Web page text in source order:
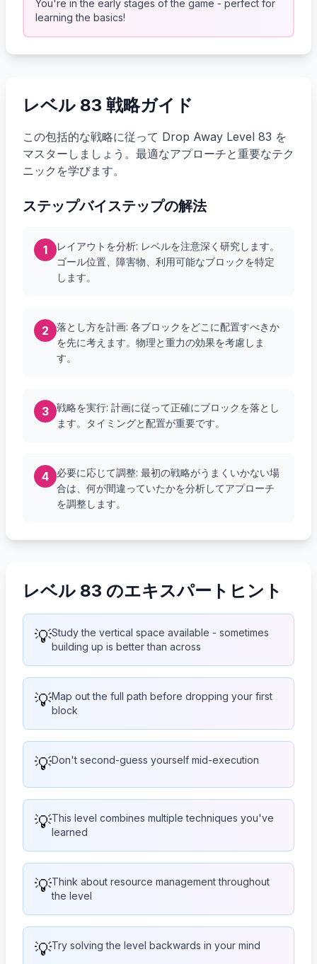
You're in the early stages of the game - perfect for
learning the basics!
レベル 83 戦略ガイド
この包括的な戦略に従って Drop Away Level 83 を
マスターしましょう。最適なアプローチと重要なテク
ニックを学びます。
ステップバイステップの解法
1
レイアウトを分析: レベルを注意深く研究します。
ゴール位置、障害物、利用可能なブロックを特定
します。
2
落とし方を計画: 各ブロックをどこに配置すべきか
を先に考えます。物理と重力の効果を考慮しま
す。
3
戦略を実行: 計画に従って正確にブロックを落とし
ます。タイミングと配置が重要です。
4
必要に応じて調整: 最初の戦略がうまくいかない場
合は、何が間違っていたかを分析してアプローチ
を調整します。
レベル 83 のエキスパートヒント
💡Study the vertical space available - sometimes
building up is better than across
💡Map out the full path before dropping your first
block
💡Don't second-guess yourself mid-execution
💡This level combines multiple techniques you've
learned
💡Think about resource management throughout
the level
💡Try solving the level backwards in your mind